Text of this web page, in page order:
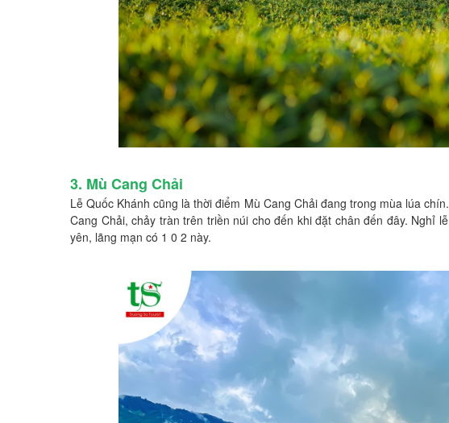
3. Mù Cang Chải
Lễ Quốc Khánh cũng là thời điểm Mù Cang Chải đang trong mùa lúa
Cang Chải, chảy tràn trên triền núi cho đến khi đặt chân đến đây. Nghỉ
yên, lãng mạn có 1 0 2 này.